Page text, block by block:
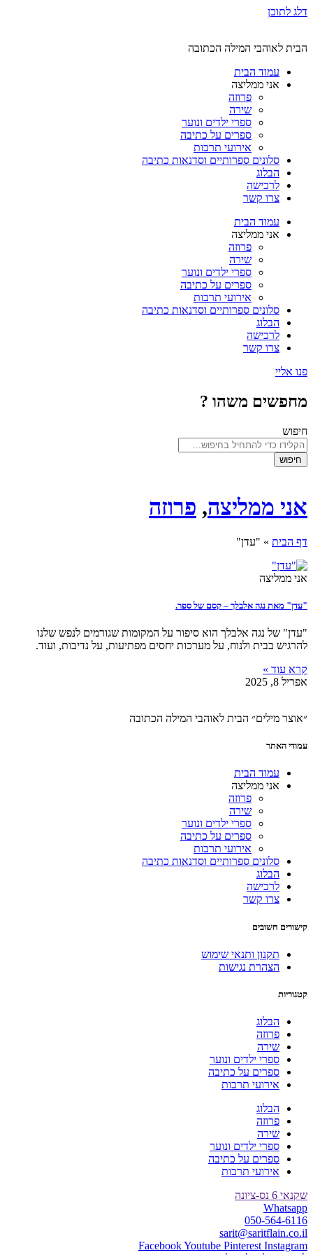
דלג לתוכן
הבית לאוהבי המילה הכתובה
עמוד הבית
אני ממליצה
פרוזה
שירה
ספרי ילדים ונוער
ספרים על כתיבה
אירועי תרבות
סלונים ספרותיים וסדנאות כתיבה
הבלוג
לרכישה
צרו קשר
עמוד הבית
אני ממליצה
פרוזה
שירה
ספרי ילדים ונוער
ספרים על כתיבה
אירועי תרבות
סלונים ספרותיים וסדנאות כתיבה
הבלוג
לרכישה
צרו קשר
פנו אליי
מחפשים משהו ?
חיפוש
חיפוש
אני ממליצה, פרוזה
דף הבית » "עדן"
אני ממליצה
"עדן" מאת נגה אלבלך – קסם של ספר.
"עדן" של נגה אלבלך הוא סיפור על המקומות שגורמים לנפש שלנו
להרגיש בבית ולנוח, על מערכות יחסים מפתיעות, על נדיבות, ועוד.
קרא עוד »
אפריל 8, 2025
״אוצר מילים״ הבית לאוהבי המילה הכתובה
עמודי האתר
עמוד הבית
אני ממליצה
פרוזה
שירה
ספרי ילדים ונוער
ספרים על כתיבה
אירועי תרבות
סלונים ספרותיים וסדנאות כתיבה
הבלוג
לרכישה
צרו קשר
קישורים חשובים
תקנון ותנאי שימוש
הצהרת נגישות
קטגוריות
הבלוג
פרוזה
שירה
ספרי ילדים ונוער
ספרים על כתיבה
אירועי תרבות
הבלוג
פרוזה
שירה
ספרי ילדים ונוער
ספרים על כתיבה
אירועי תרבות
שקנאי 6 נס-ציונה
Whatsapp
050-564-6116
sarit@saritflain.co.il
FacebookYoutube Pinterest Instagram